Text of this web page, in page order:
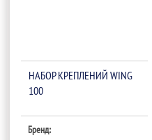
НАБОР КРЕПЛЕНИЙ WING
100
Бренд: